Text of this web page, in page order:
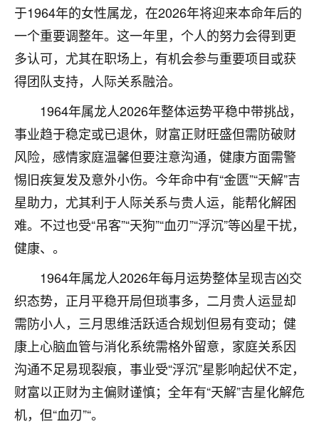
于1964年的女性属龙，在2026年将迎来本命年后的
一个重要调整年。这一年里，个人的努力会得到更
多认可，尤其在职场上，有机会参与重要项目或获
得团队支持，人际关系融洽。
1964年属龙人2026年整体运势平稳中带挑战，
事业趋于稳定或已退休，财富正财旺盛但需防破财
风险，感情家庭温馨但要注意沟通，健康方面需警
惕旧疾复发及意外小伤。今年命中有“金匮”“天解”吉
星助力，尤其利于人际关系与贵人运，能帮化解困
难。不过也受“吊客”“天狗”“血刃”“浮沉”等凶星干扰，
健康、。
1964年属龙人2026年每月运势整体呈现吉凶交
织态势，正月平稳开局但琐事多，二月贵人运显却
需防小人，三月思维活跃适合规划但易有变动；健
康上心脑血管与消化系统需格外留意，家庭关系因
沟通不足易现裂痕，事业受“浮沉”星影响起伏不定，
财富以正财为主偏财谨慎；全年有“天解”吉星化解危
机，但“血刃”“。
做完，我女儿跟变了个人一样，不期望她能考多好的
大学，只要能安安稳稳的把书读了，身体心理都健健
康康的我就很知足了！
鹿森：可怜天下父母心啊！
3小时前 来自河北 16
付深
我是公司人事调整，有升迁机会，但同时竞争的我们
三个，找老师的时候是抱着侥幸心理，没想到老师看
着我晋升有望，我半信半疑的按照老师建议，做了化
太岁还有一个发钱粮，本来年前的人事调整，拖到年
后，我以为都没戏了，结果开年一上班，开会提拔升
职第一个就是我，职务无所谓，主要是底薪加了
鹿森：恭喜升职加薪！！，请客吗？�
12小时前 来自北京 32
心心相印
我身体不太好，总是病病殃殃的，去检查又没什么大
问题，反正就是不舒服。中医西医看遍了，找不到问
题，后来无意中看到有人推荐慧来老师，跟老师聊过